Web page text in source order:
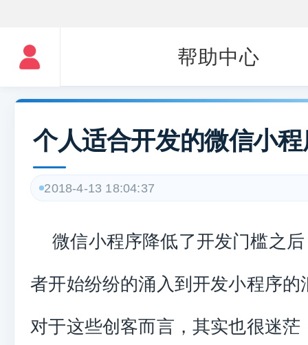
帮助中心
个人适合开发的微信小程
2018-4-13 18:04:37
微信小程序降低了开发门槛之
者开始纷纷的涌入到开发小程序的
对于这些创客而言，其实也很迷茫